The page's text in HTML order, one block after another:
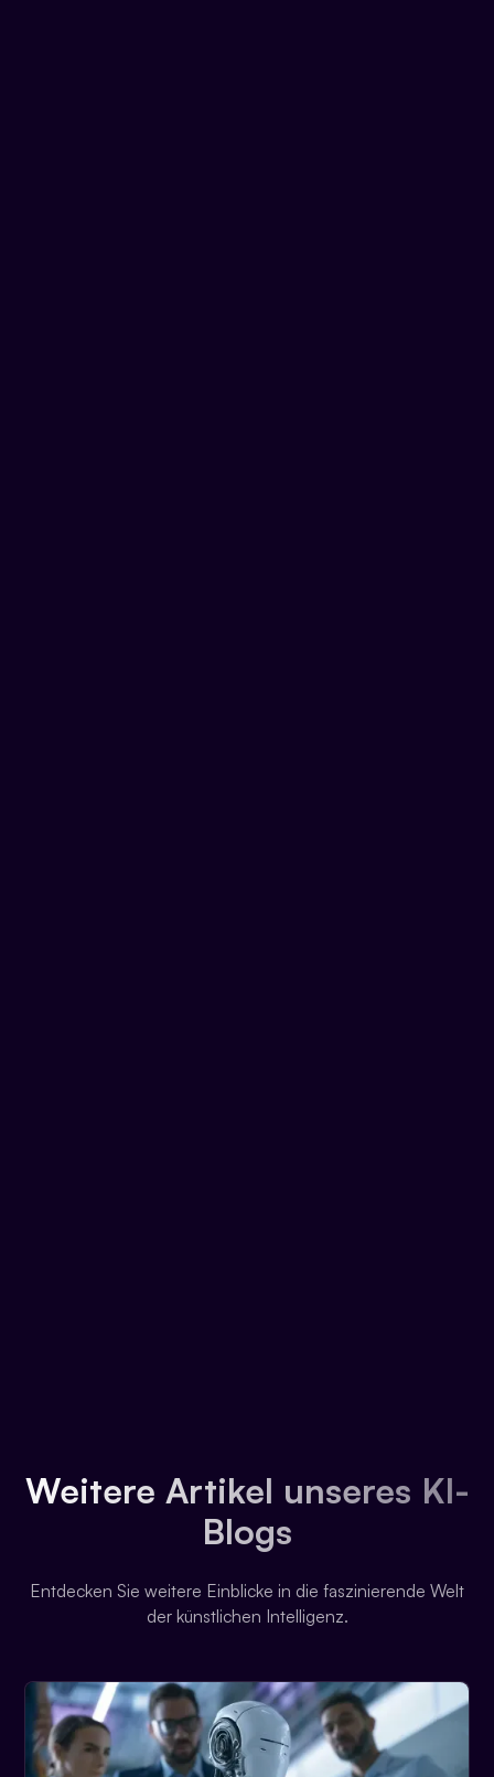
Weitere Artikel unseres KI-
Blogs
Entdecken Sie weitere Einblicke in die faszinierende Welt
der künstlichen Intelligenz.